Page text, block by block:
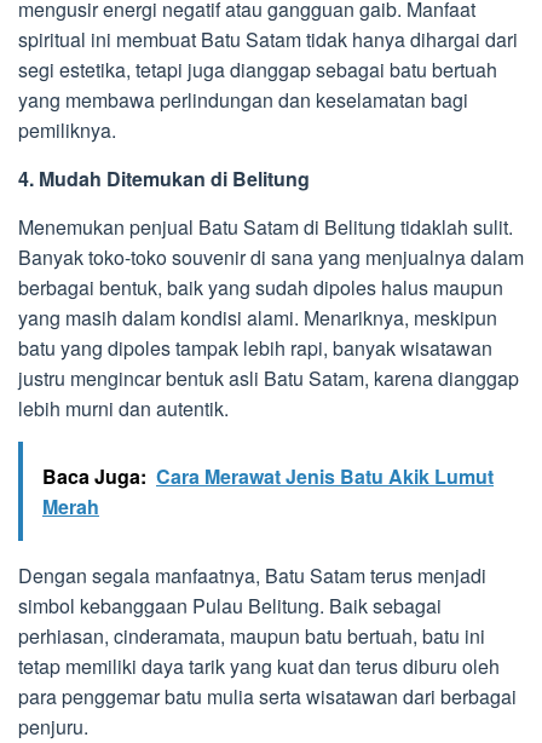
mengusir energi negatif atau gangguan gaib. Manfaat
spiritual ini membuat Batu Satam tidak hanya dihargai dari
segi estetika, tetapi juga dianggap sebagai batu bertuah
yang membawa perlindungan dan keselamatan bagi
pemiliknya.
4. Mudah Ditemukan di Belitung
Menemukan penjual Batu Satam di Belitung tidaklah sulit.
Banyak toko-toko souvenir di sana yang menjualnya dalam
berbagai bentuk, baik yang sudah dipoles halus maupun
yang masih dalam kondisi alami. Menariknya, meskipun
batu yang dipoles tampak lebih rapi, banyak wisatawan
justru mengincar bentuk asli Batu Satam, karena dianggap
lebih murni dan autentik.
Baca Juga: Cara Merawat Jenis Batu Akik Lumut
Merah
Dengan segala manfaatnya, Batu Satam terus menjadi
simbol kebanggaan Pulau Belitung. Baik sebagai
perhiasan, cinderamata, maupun batu bertuah, batu ini
tetap memiliki daya tarik yang kuat dan terus diburu oleh
para penggemar batu mulia serta wisatawan dari berbagai
penjuru.